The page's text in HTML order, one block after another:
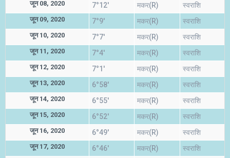
जून 08, 2020 7°12' मकर(R) स्वराशि
जून 09, 2020 7°9' मकर(R) स्वराशि
जून 10, 2020 7°7' मकर(R) स्वराशि
जून 11, 2020 7°4' मकर(R) स्वराशि
जून 12, 2020 7°1' मकर(R) स्वराशि
जून 13, 2020 6°58' मकर(R) स्वराशि
जून 14, 2020 6°55' मकर(R) स्वराशि
जून 15, 2020 6°52' मकर(R) स्वराशि
जून 16, 2020 6°49' मकर(R) स्वराशि
जून 17, 2020 6°46' मकर(R) स्वराशि